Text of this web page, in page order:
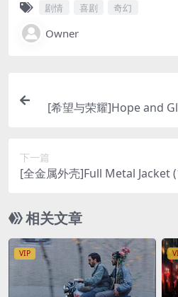
剧情 喜剧 奇幻
Owner
[希望与荣耀]Hope and
下一篇
[全金属外壳]Full Metal Jacket
[MP4/7.3GB][中文字幕]
相关文章
VIP